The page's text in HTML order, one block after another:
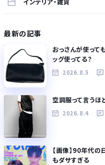
最新の記事
おっさんが使って
ッグ使ってる？
2026.8.5
空調服って言うほ
2026.8.4
【画像】90年代の
もダサすぎる